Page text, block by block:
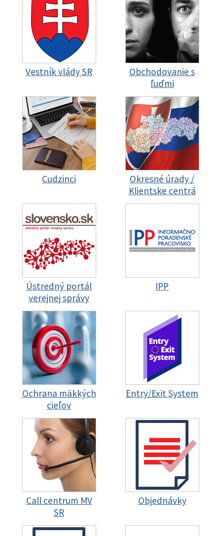
Vestník vlády SR
Obchodovanie s
ľuďmi
Cudzinci
Okresné úrady /
Klientske centrá
Ústredný portál
verejnej správy
IPP
Ochrana mäkkých
cieľov
Entry/Exit System
Call centrum MV
SR
Objednávky